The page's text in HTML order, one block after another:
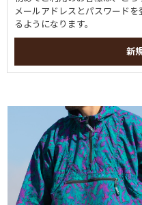
メールアドレスとパスワード
るようになります。